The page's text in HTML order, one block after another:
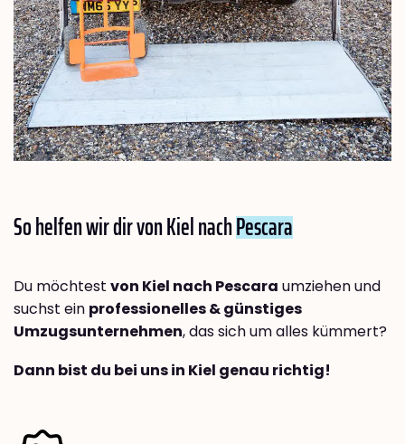
So helfen wir dir von Kiel nachPescara
Du möchtest von Kiel nach Pescara umziehen und
suchst ein professionelles & günstiges
Umzugsunternehmen, das sich um alles kümmert?
Dann bist du bei uns in Kiel genau richtig!